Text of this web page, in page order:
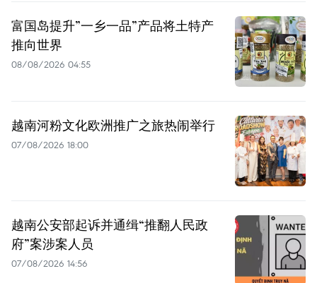
富国岛提升”一乡一品”产品将土特产
推向世界
08/08/2026 04:55
越南河粉文化欧洲推广之旅热闹举行
07/08/2026 18:00
越南公安部起诉并通缉“推翻人民政
府”案涉案人员
07/08/2026 14:56